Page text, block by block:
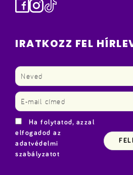
Facebook
Instagram
TikTok
IRATKOZZ FEL
Ha folytatod, azzal
elfogadod az
adatvédelmi
szabályzatot